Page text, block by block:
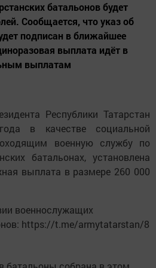
батальонов будет
Сообщается, что указ об
подписан в ближайшее
выплата идёт в
выплатам
Республики Татарстан
в качестве социальной
военную службу по
батальонах, установлена
выплата в размере 260 000
военнослужащих
https://t.me/armytatarstan/8